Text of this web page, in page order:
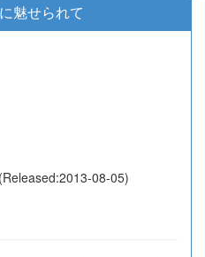
魅せられて
08-05)